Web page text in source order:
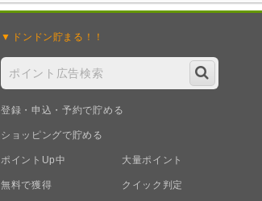
ドンドン貯まる！！
登録・申込・予約で貯める
ショッピングで貯める
ポイントUp中 大量ポイント
無料で獲得 クイック判定